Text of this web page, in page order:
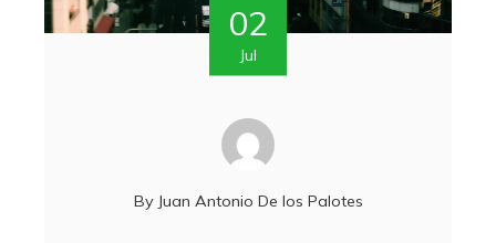
02
Jul
By Juan Antonio De los Palotes